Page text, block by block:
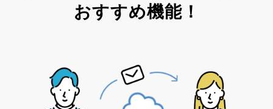
おすすめ機能！